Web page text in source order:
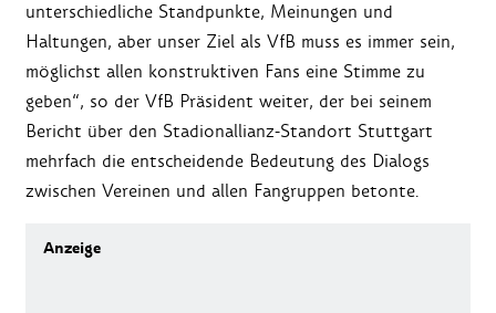
unterschiedliche Standpunkte, Meinungen und
Haltungen, aber unser Ziel als VfB muss es immer sein,
möglichst allen konstruktiven Fans eine Stimme zu
geben“, so der VfB Präsident weiter, der bei seinem
Bericht über den Stadionallianz-Standort Stuttgart
mehrfach die entscheidende Bedeutung des Dialogs
zwischen Vereinen und allen Fangruppen betonte.